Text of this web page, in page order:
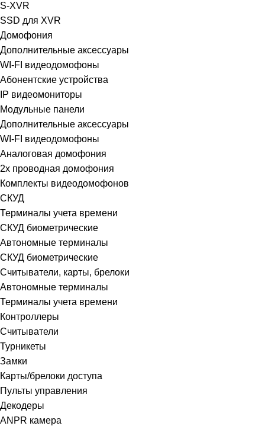
S-XVR
SSD для XVR
Домофония
Дополнительные аксессуары
WI-FI видеодомофоны
Абонентские устройства
IP видеомониторы
Модульные панели
Дополнительные аксессуары
WI-FI видеодомофоны
Аналоговая домофония
2х проводная домофония
Комплекты видеодомофонов
СКУД
Терминалы учета времени
СКУД биометрические
Автономные терминалы
СКУД биометрические
Считыватели, карты, брелоки
Автономные терминалы
Терминалы учета времени
Контроллеры
Считыватели
Турникеты
Замки
Карты/брелоки доступа
Пульты управления
Декодеры
ANPR камера